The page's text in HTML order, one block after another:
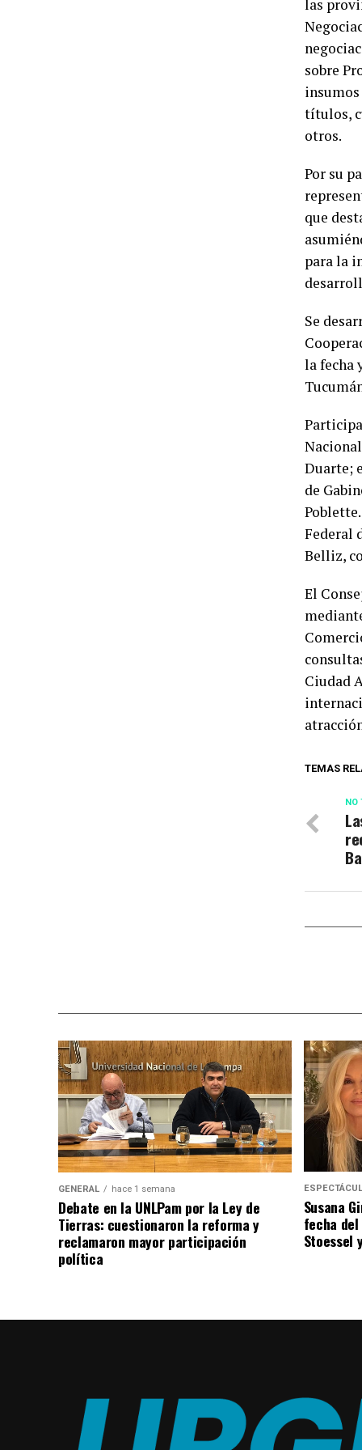
las
sobre
títulos,
otros.
Por su
que
para la
Se
la fecha
Duarte;
de
Federal
Belliz,
El
Ciudad
TEMAS
NO
GENERAL hace 1 semana
Debate en la UNLPam por la Ley de
Tierras: cuestionaron la reforma y
reclamaron mayor participación
política
Susana
fecha
Stoessel